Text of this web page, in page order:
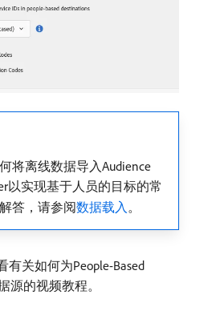
将离线数据导入Audience
以实现基于人员的目标的常
答，请参阅数据载入。
关如何为People-Based
源的视频教程。